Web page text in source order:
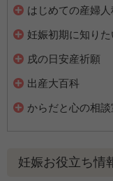
はじめての産婦人
妊娠初期に知りた
戌の日安産祈願
出産大百科
からだと心の相談
妊娠お役立ち情